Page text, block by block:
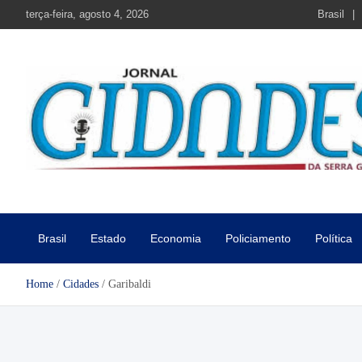
terça-feira, agosto 4, 2026 Brasil
Brasil Estado Economia Policiamento Política
Home Cidades Garibaldi